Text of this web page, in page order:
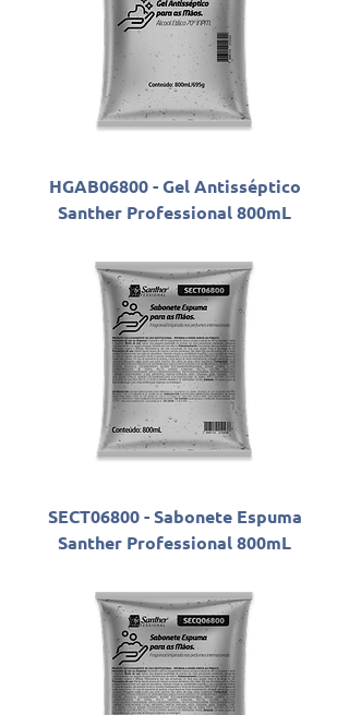
HGAB06800 - Gel Antisséptico
Santher Professional 800mL
SECT06800 - Sabonete Espuma
Santher Professional 800mL